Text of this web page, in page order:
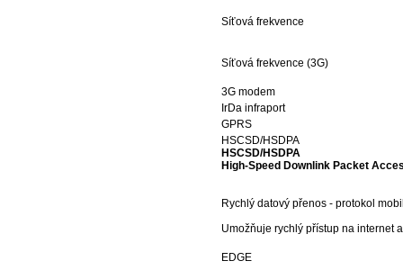
Síťová frekvence
Síťová frekvence (3G)
3G modem
IrDa infraport
GPRS
HSCSD/HSDPA
HSCSD/HSDPA
High-Speed Downlink Packet
Rychlý datový přenos - protokol
Umožňuje rychlý přístup na internet
EDGE